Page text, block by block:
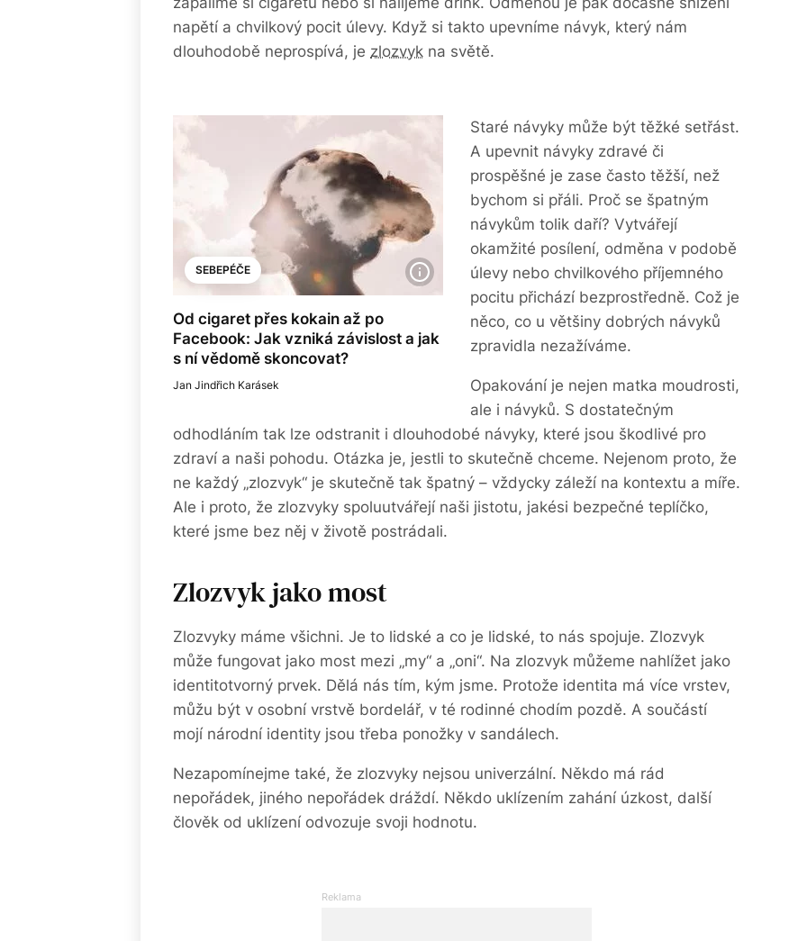
napětí a chvilkový pocit úlevy. Když si takto upevníme návyk, který nám
dlouhodobě neprospívá, je zlozvyk na světě.
SEBEPÉČE
Od cigaret přes kokain až po
Facebook: Jak vzniká závislost a jak
s ní vědomě skoncovat?
Jan Jindřich Karásek
Staré návyky může být těžké setřást.
A upevnit návyky zdravé či
prospěšné je zase často těžší, než
bychom si přáli. Proč se špatným
návykům tolik daří? Vytvářejí
okamžité posílení, odměna v podobě
úlevy nebo chvilkového příjemného
pocitu přichází bezprostředně. Což je
něco, co u většiny dobrých návyků
zpravidla nezažíváme.
Opakování je nejen matka moudrosti,
ale i návyků. S dostatečným
odhodláním tak lze odstranit i dlouhodobé návyky, které jsou škodlivé pro
zdraví a naši pohodu. Otázka je, jestli to skutečně chceme. Nejenom proto, že
ne každý „zlozvyk“ je skutečně tak špatný – vždycky záleží na kontextu a míře.
Ale i proto, že zlozvyky spoluutvářejí naši jistotu, jakési bezpečné teplíčko,
které jsme bez něj v životě postrádali.
Zlozvyk jako most
Zlozvyky máme všichni. Je to lidské a co je lidské, to nás spojuje. Zlozvyk
může fungovat jako most mezi „my“ a „oni“. Na zlozvyk můžeme nahlížet jako
identitotvorný prvek. Dělá nás tím, kým jsme. Protože identita má více vrstev,
můžu být v osobní vrstvě bordelář, v té rodinné chodím pozdě. A součástí
mojí národní identity jsou třeba ponožky v sandálech.
Nezapomínejme také, že zlozvyky nejsou univerzální. Někdo má rád
nepořádek, jiného nepořádek dráždí. Někdo uklízením zahání úzkost, další
člověk od uklízení odvozuje svoji hodnotu.